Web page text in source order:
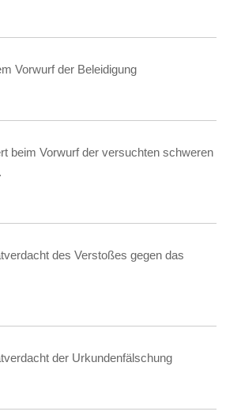
Vorwurf der Beleidigung
beim Vorwurf der versuchten schweren
des Verstoßes gegen das
der Urkundenfälschung